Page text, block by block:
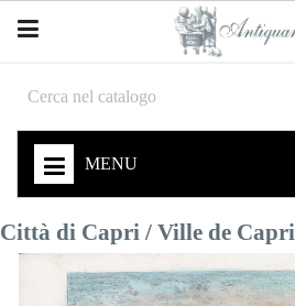
MENU
Città di Capri / Ville de Capri